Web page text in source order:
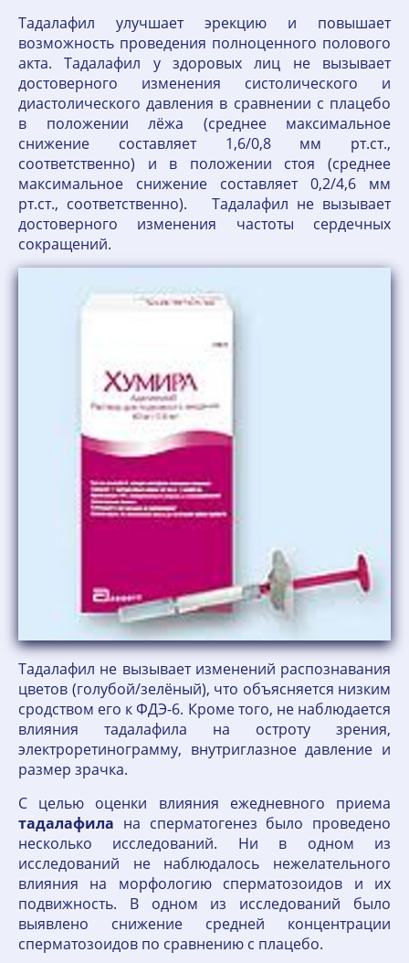
Тадалафил улучшает эрекцию и повышает
возможность проведения полноценного полового
акта. Тадалафил у здоровых лиц не вызывает
достоверного изменения систолического и
диастолического давления в сравнении с плацебо
в положении лёжа (среднее максимальное
снижение составляет 1,6/0,8 мм рт.ст.,
соответственно) и в положении стоя (среднее
максимальное снижение составляет 0,2/4,6 мм
рт.ст., соответственно). Тадалафил не вызывает
достоверного изменения частоты сердечных
сокращений.
Тадалафил не вызывает изменений распознавания
цветов (голубой/зелёный), что объясняется низким
сродством его к ФДЭ-6. Кроме того, не наблюдается
влияния тадалафила на остроту зрения,
электроретинограмму, внутриглазное давление и
размер зрачка.
С целью оценки влияния ежедневного приема
тадалафила на сперматогенез было проведено
несколько исследований. Ни в одном из
исследований не наблюдалось нежелательного
влияния на морфологию сперматозоидов и их
подвижность. В одном из исследований было
выявлено снижение средней концентрации
сперматозоидов по сравнению с плацебо.